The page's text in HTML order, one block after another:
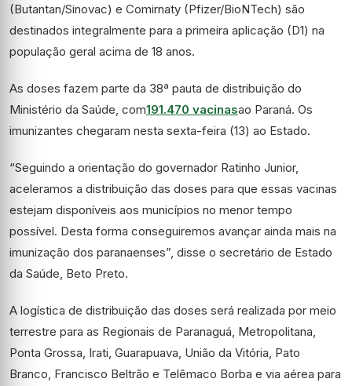
(Butantan/Sinovac) e Comirnaty (Pfizer/BioNTech) são
destinados integralmente para a primeira aplicação (D1) na
população geral acima de 18 anos.
As doses fazem parte da 38ª pauta de distribuição do
Ministério da Saúde, com191.470 vacinasao Paraná. Os
imunizantes chegaram nesta sexta-feira (13) ao Estado.
“Seguindo a orientação do governador Ratinho Junior,
aceleramos a distribuição das doses para que essas vacinas
estejam disponíveis aos municípios no menor tempo
possível. Desta forma conseguiremos avançar ainda mais na
imunização dos paranaenses”, disse o secretário de Estado
da Saúde, Beto Preto.
A logística de distribuição das doses será realizada por meio
terrestre para as Regionais de Paranaguá, Metropolitana,
Ponta Grossa, Irati, Guarapuava, União da Vitória, Pato
Branco, Francisco Beltrão e Telêmaco Borba e via aérea para